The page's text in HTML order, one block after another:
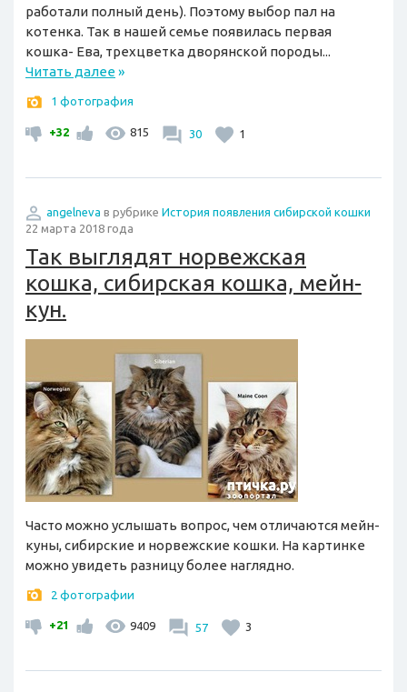
работали полный день). Поэтому выбор пал на
котенка. Так в нашей семье появилась первая
кошка- Ева, трехцветка дворянской породы...
Читать далее»
1 фотография
+32 815 30 1
angelneva в рубрике История появления сибирской кошки
22 марта 2018 года
Так выглядят норвежская
кошка, сибирская кошка, мейн-
кун.
Часто можно услышать вопрос, чем отличаются мейн-
куны, сибирские и норвежские кошки. На картинке
можно увидеть разницу более наглядно.
2 фотографии
+21 9409 57 3